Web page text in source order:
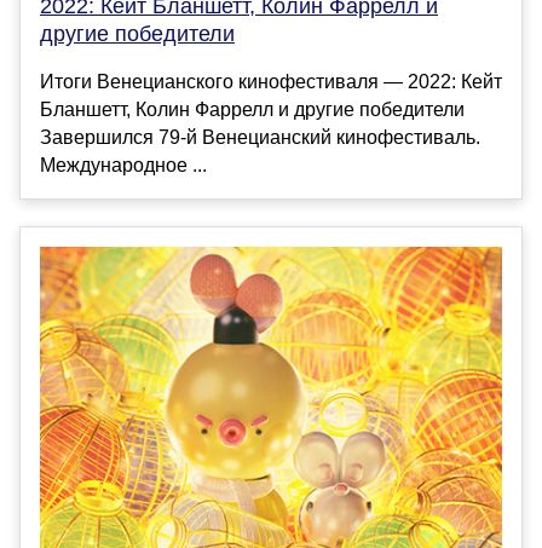
2022: Кейт Бланшетт, Колин Фаррелл и
другие победители
Итоги Венецианского кинофестиваля — 2022: Кейт
Бланшетт, Колин Фаррелл и другие победители
Завершился 79-й Венецианский кинофестиваль.
Международное ...